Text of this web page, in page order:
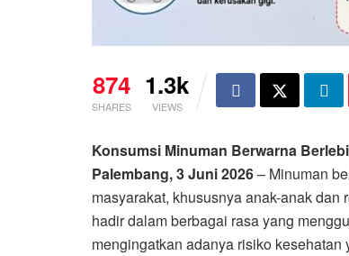
874
SHARES
1.3k
VIEWS
Konsumsi Minuman Berwarna
Palembang, 3 Juni 2026– Minuman
masyarakat, khususnya anak-anak
hadir dalam berbagai rasa yang
mengingatkan adanya risiko